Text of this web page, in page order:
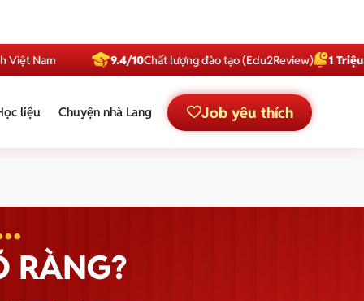
9.4/10Chất lượng đào tạo (Edu2Review) 1 Triệu
liệu Chuyện nhà Lang Job yêu thích
RÀNG?